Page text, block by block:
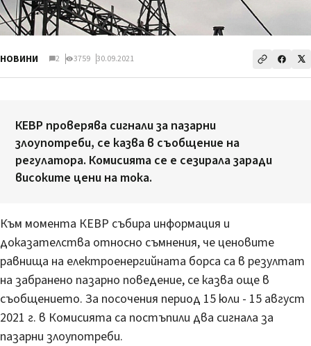
НОВИНИ 2 3759 30.09.2021
КЕВР проверява сигнали за пазарни
злоупотреби, се казва в съобщение на
регулатора. Комисията се е сезирала заради
високите цени на тока.
Към момента КЕВР събира информация и
доказателства относно съмнения, че ценовите
равнища на електроенергийната борса са в резултат
на забранено пазарно поведение, се казва още в
съобщението. За посочения период 15 юли - 15 август
2021 г. в Комисията са постъпили два сигнала за
пазарни злоупотреби.